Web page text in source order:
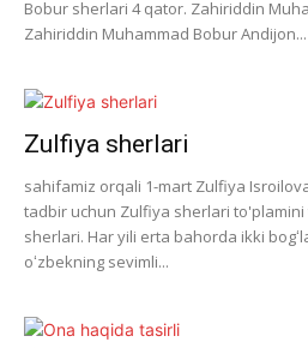
Bobur sherlari 4 qator. Zahiriddin
Zahiriddin Muhammad Bobur Andijon...
Zulfiya sherlari
sahifamiz orqali 1-mart Zulfiya
tadbir uchun Zulfiya sherlari
sherlari. Har yili erta bahorda ikki
oʻzbekning sevimli...